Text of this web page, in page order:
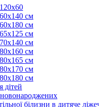
см
см
см
см
см
см
см
см
білизни в дитяче